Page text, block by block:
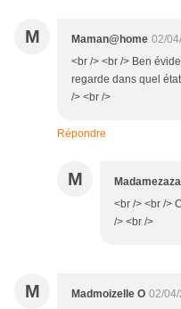
M Maman@home 02/
<br /> <br /> Ben
regarde dans quel
/> <br />
Répondre
M
<br /> <br />
/> <br />
M Madmoizelle O 02/